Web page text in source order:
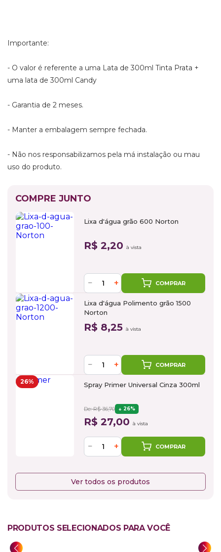
Importante:
- O valor é referente a uma Lata de 300ml Tinta Prata +
uma lata de 300ml Candy
- Garantia de 2 meses.
- Manter a embalagem sempre fechada.
- Não nos responsabilizamos pela má instalação ou mau
uso do produto.
COMPRE JUNTO
Lixa d'água grão 600 Norton
R$ 2,20 à vista
− + COMPRAR
Lixa d'água Polimento grão 1500
Norton
R$ 8,25 à vista
− + COMPRAR
26% Spray Primer Universal Cinza 300ml
De: R$ 36,70 26%
R$ 27,00 à vista
− + COMPRAR
Ver todos os produtos
PRODUTOS SELECIONADOS PARA VOCÊ